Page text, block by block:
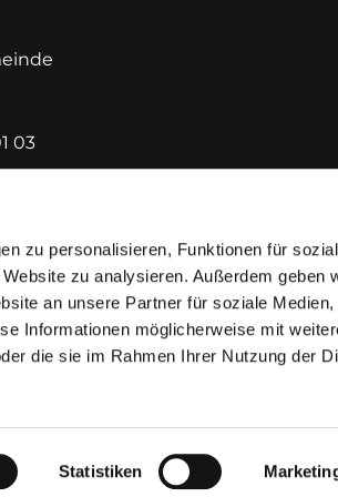
zu personalisieren, Funktionen für
zu analysieren. Außerdem geben
an unsere Partner für soziale Medien,
Informationen möglicherweise mit
die sie im Rahmen Ihrer Nutzung der
Statistiken
03
ChurchDesk-